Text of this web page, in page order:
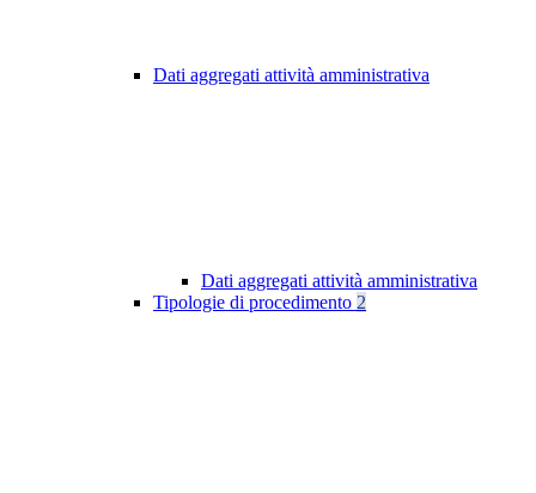
Dati aggregati attività amministrativa
Dati aggregati attività amministrativa
Tipologie di procedimento 2